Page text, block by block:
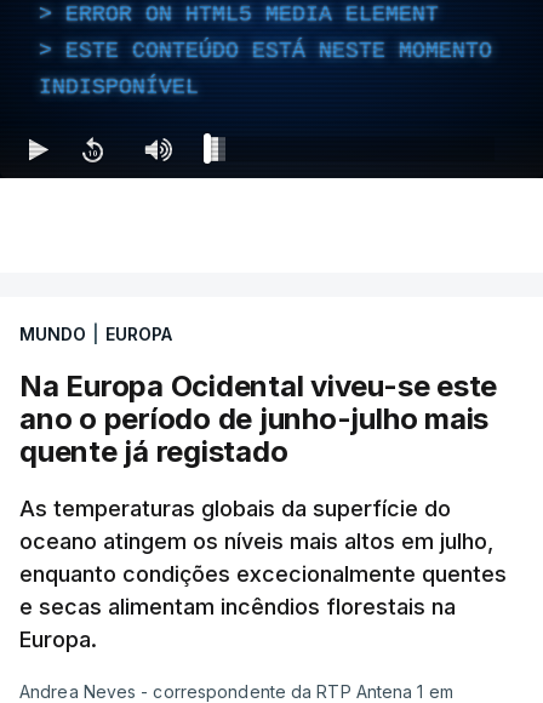
ERROR ON HTML5 MEDIA ELEMENT
ESTE CONTEÚDO ESTÁ NESTE MOMENTO
INDISPONÍVEL
MUNDO EUROPA
Na Europa Ocidental viveu-se este
ano o período de junho-julho mais
quente já registado
As temperaturas globais da superfície do
oceano atingem os níveis mais altos em julho,
enquanto condições excecionalmente quentes
e secas alimentam incêndios florestais na
Europa.
Andrea Neves - correspondente da RTP Antena 1 em